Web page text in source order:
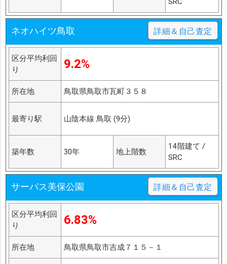
ネオハイツ鳥取 詳細＆自己査定
区分平均利回
り
9.2%
所在地 鳥取県鳥取市瓦町３５８
最寄り駅 山陰本線 鳥取 (9分)
築年数 30年 地上階数
14階建て /
SRC
サーパス美保公園 詳細＆自己査定
区分平均利回
り
6.83%
所在地 鳥取県鳥取市吉成７１５－１